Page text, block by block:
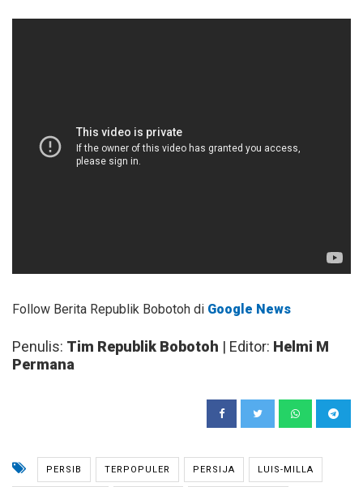
Follow Berita Republik Bobotoh di Google News
Penulis: Tim Republik Bobotoh | Editor: Helmi M
Permana
PERSIB TERPOPULER PERSIJA LUIS-MILLA